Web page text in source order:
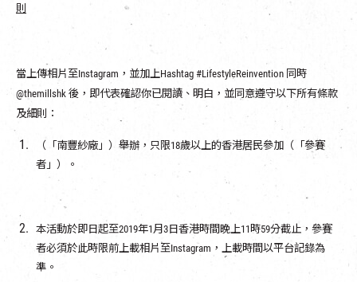
則
當上傳相片至Instagram，並加上Hashtag #LifestyleReinvention 同時
@themillshk 後，即代表確認你已閱讀、明白，並同意遵守以下所有條款
及細則：
（「南豐紗廠」）舉辦，只限18歲以上的香港居民參加（「參賽
者」）。
本活動於即日起至2019年1月3日香港時間晚上11時59分截止，參賽
者必須於此時限前上載相片至Instagram，上載時間以平台記錄為
準。